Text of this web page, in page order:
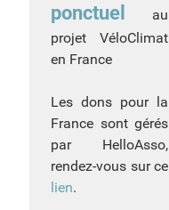
ponctuel
au
projet VéloClimat
en France
Les dons pour la
France sont gérés
par HelloAsso,
rendez-vous sur ce
lien.